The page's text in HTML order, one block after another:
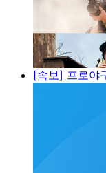
[속보] 프로야